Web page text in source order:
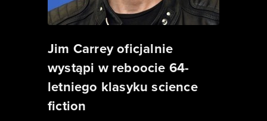
Jim Carrey oficjalnie
wystąpi w reboocie 64-
letniego klasyku science
fiction